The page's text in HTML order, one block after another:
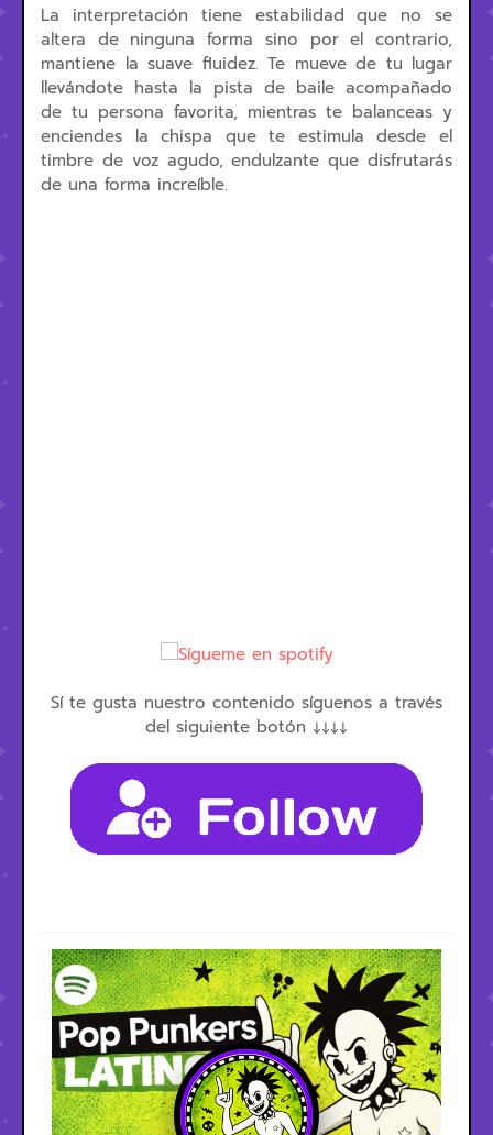
La interpretación tiene estabilidad que no se
altera de ninguna forma sino por el contrario,
mantiene la suave fluidez. Te mueve de tu lugar
llevándote hasta la pista de baile acompañado
de tu persona favorita, mientras te balanceas y
enciendes la chispa que te estimula desde el
timbre de voz agudo, endulzante que disfrutarás
de una forma increíble.
Sí te gusta nuestro contenido síguenos a través
del siguiente botón ↓↓↓↓